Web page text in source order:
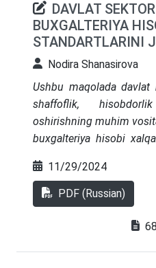
DAVLAT
BUXGALTERIYA
STANDARTLARINI
Nodira Shanasirova
Ushbu maqolada davlat
shaffoflik,
oshirishning muhim
buxgalteriya hisobi
maqsadlari va
hisobot sifatini oshirish,
va davlat
masalalari
11/29/2024
PDF (Russian)